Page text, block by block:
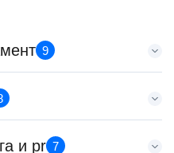
9
Enterprise продаж)
и pr 7